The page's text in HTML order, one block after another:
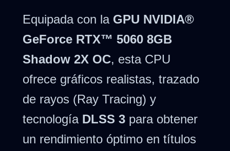
Equipada con la GPU NVIDIA®
GeForce RTX™ 5060 8GB
Shadow 2X OC, esta CPU
ofrece gráficos realistas, trazado
de rayos (Ray Tracing) y
tecnología DLSS 3 para obtener
un rendimiento óptimo en títulos